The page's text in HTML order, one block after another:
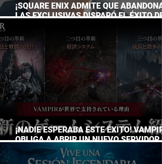
¡SQUARE ENIX ADMITE QUE
LAS EXCLUSIVAS DISPARÓ EL ÉXITO DE
¡NADIE ESPERABA ESTE ÉXITO! VAMPIR
OBLIGA A ABRIR UN NUEVO SERVIDOR
JAPÓN A SOLO DOS DÍAS DE SU
LANZAMIENTO